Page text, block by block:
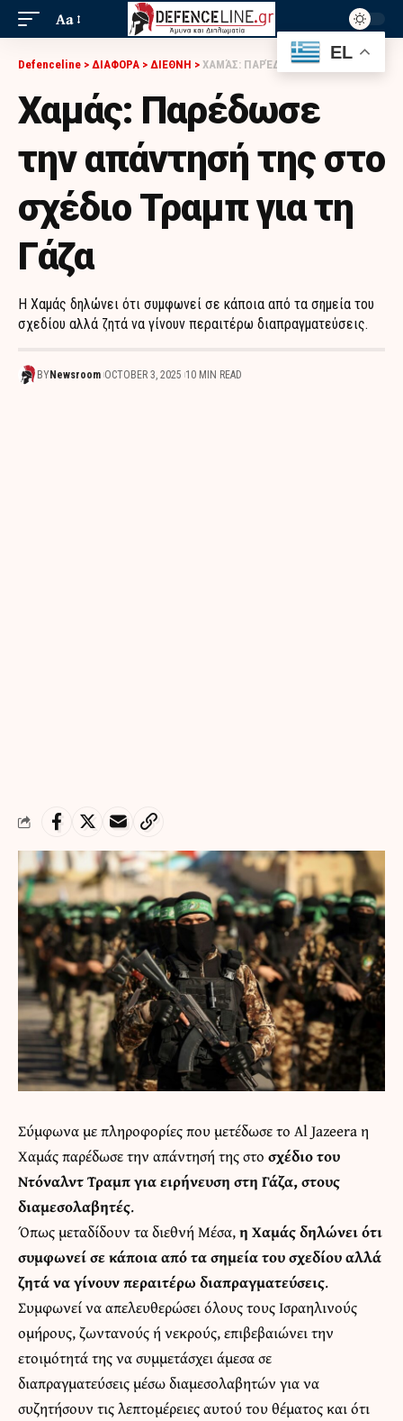
Aa
Defenceline > ΔΙΑΦΟΡΑ > ΔΙΕΘΝΗ > ΧΑΜΆΣ: ΠΑΡΈΔΩΣΕ ΤΗΝ ΑΠΆΝΤΗΣΉ ΤΗΣ ΣΤΟ ΣΧΈΔΙΟ ΤΡΑΜΠ ΓΙΑ ΤΗ ΓΆΖΑ
Χαμάς: Παρέδωσε
την απάντησή της στο
σχέδιο Τραμπ για τη
Γάζα
Η Χαμάς δηλώνει ότι συμφωνεί σε κάποια από τα σημεία του
σχεδίου αλλά ζητά να γίνουν περαιτέρω διαπραγματεύσεις.
BY Newsroom OCTOBER 3, 2025 10 MIN READ
Σύμφωνα με πληροφορίες που μετέδωσε το Al Jazeera η
Χαμάς παρέδωσε την απάντησή της στο σχέδιο του
Ντόναλντ Τραμπ για ειρήνευση στη Γάζα, στους
διαμεσολαβητές.
Όπως μεταδίδουν τα διεθνή Μέσα,η Χαμάς δηλώνει ότι
συμφωνεί σε κάποια από τα σημεία του σχεδίου αλλά
ζητά να γίνουν περαιτέρω διαπραγματεύσεις.
Συμφωνεί να απελευθερώσει όλους τους Ισραηλινούς
ομήρους, ζωντανούς ή νεκρούς, επιβεβαιώνει την
ετοιμότητά της να συμμετάσχει άμεσα σε
διαπραγματεύσεις μέσω διαμεσολαβητών για να
συζητήσουν τις λεπτομέρειες αυτού του θέματος και ότι
EL